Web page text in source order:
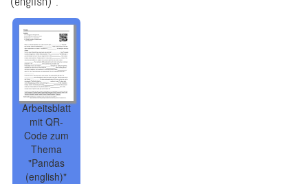
Arbeitsblatt
mit QR-
Code zum
Thema
"Pandas
(english)"